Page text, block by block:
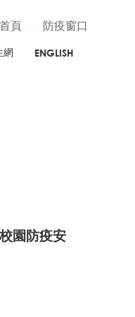
頁 防疫窗口
網 ENGLISH
園防疫安